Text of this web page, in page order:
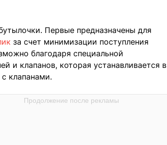
Первые предназначены для
за счет минимизации поступления
благодаря специальной
и клапанов, которая устанавливается в
клапанами.